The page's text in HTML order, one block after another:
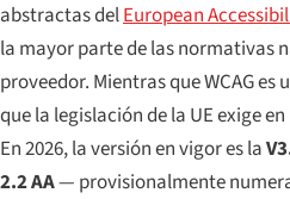
abstractas delEuropean
la mayor parte de las normativas
proveedor. Mientras que WCAG
que la legislación de la UE exige
En 2026, la versión en vigor es la
2.2 AA— provisionalmente